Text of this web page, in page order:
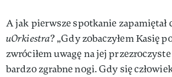
A jak pierwsze spotkanie zapamiętał
uOrkiestra? „Gdy zobaczyłem Kasię
zwróciłem uwagę na jej
bardzo zgrabne nogi. Gdy się